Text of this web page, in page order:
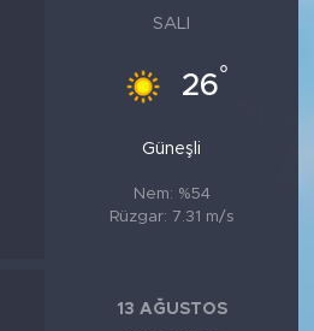
SALI
26°
Güneşli
Nem: %54
Rüzgar: 7.31 m/s
13 AĞUSTOS